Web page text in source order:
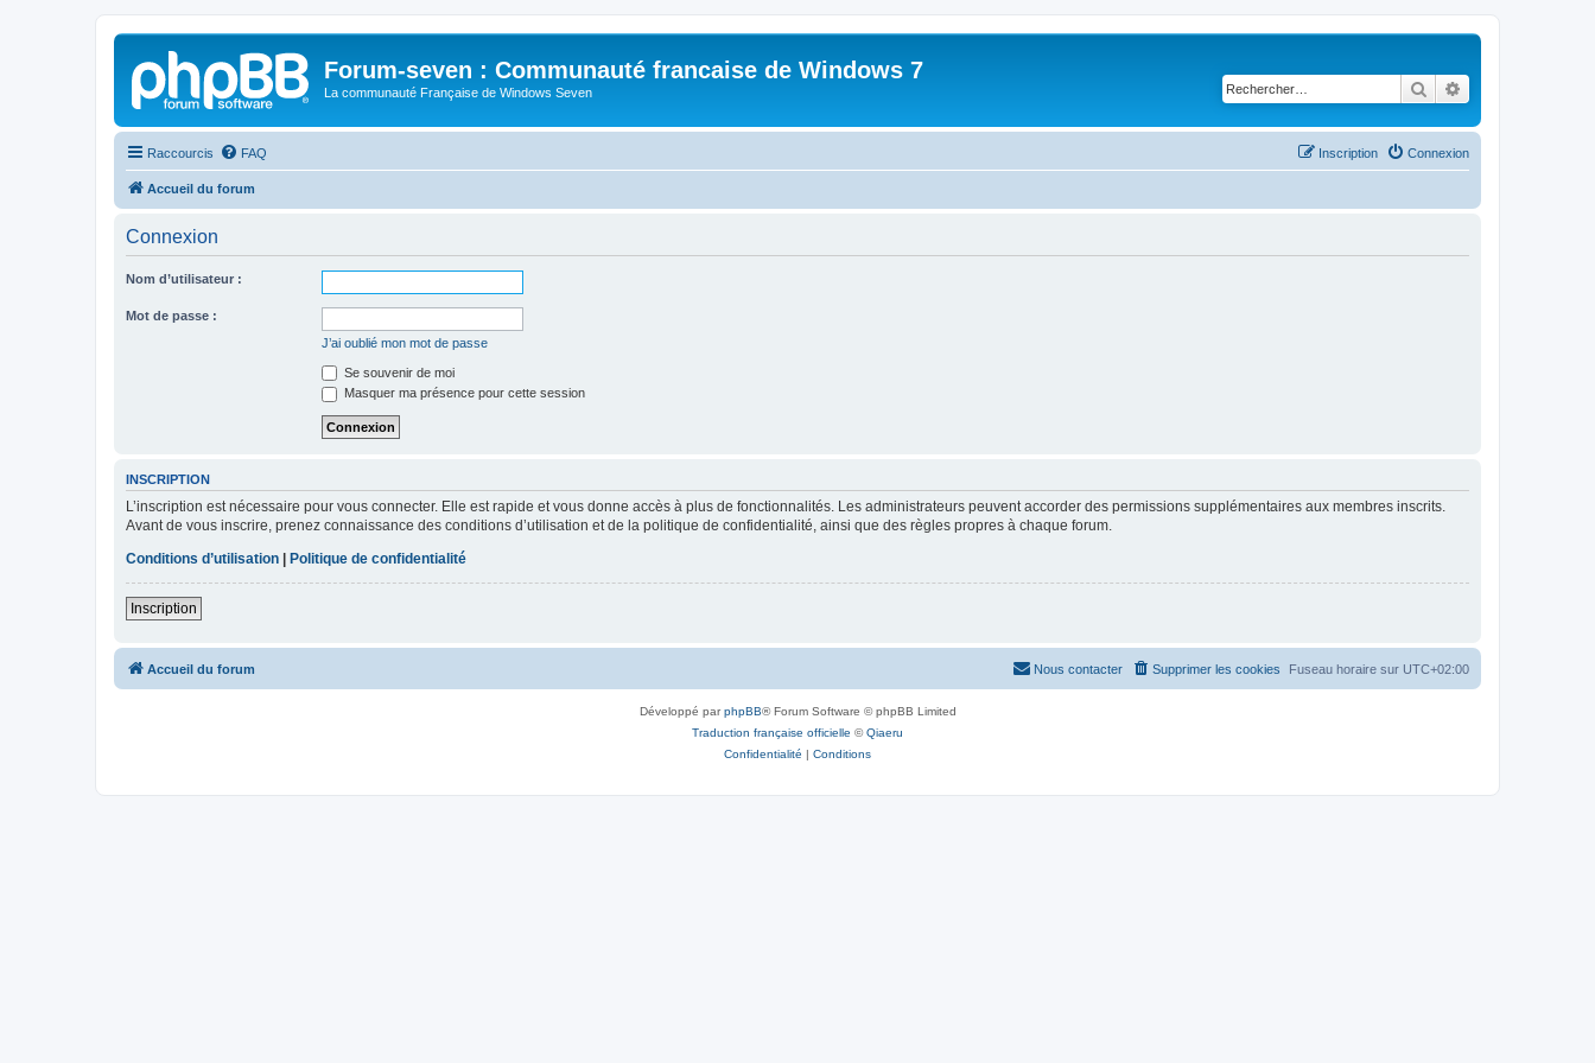
Forum-seven : Communauté francaise de Windows 7
La communauté Française de Windows Seven Rechercher
Raccourcis FAQ Connexion
Inscription
Accueil du forum
Connexion
Nom d’utilisateur :
Mot de passe :
J’ai oublié mon mot de passe
Se souvenir de moi
Masquer ma présence pour cette session
INSCRIPTION
L’inscription est nécessaire pour vous connecter. Elle est rapide et vous donne accès à plus de fonctionnalités. Les administrateurs peuvent accorder des permissions supplémentaires aux membres inscrits.
Avant de vous inscrire, prenez connaissance des conditions d’utilisation et de la politique de confidentialité, ainsi que des règles propres à chaque forum.
Conditions d’utilisation
Politique de confidentialité
Inscription
Accueil du forum Fuseau horaire sur UTC+02:00
Supprimer les cookies
Nous contacter
Développé parphpBB® Forum Software © phpBB Limited
Traduction française officielle ©Qiaeru
Confidentialité | Conditions